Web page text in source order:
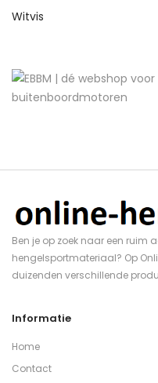
Witvis
Ben je op zoek naar een
hengelsportmateriaal? Op
duizenden verschillende
Informatie
Home
Contact